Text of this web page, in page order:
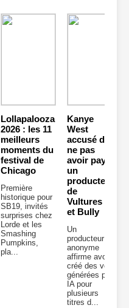
Lollapalooza
2026 : les 11
meilleurs
moments du
festival de
Chicago
Première
historique pour
SB19, invités
surprises chez
Lorde et les
Smashing
Pumpkins,
pla...
Kanye
West
accusé de
ne pas
avoir payé
un
producteur
de
Vultures 2
et Bully
Un
producteur
anonyme
affirme avoir
créé des voix
générées par
IA pour
plusieurs
titres d...